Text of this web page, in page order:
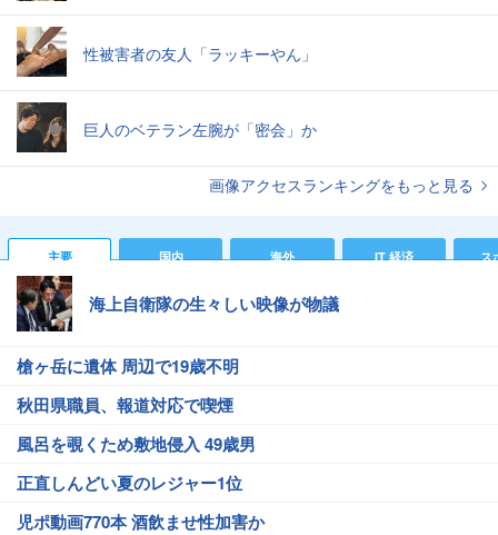
性被害者の友人「ラッキーやん」
巨人のベテラン左腕が「密会」か
画像アクセスランキングをもっと見る
主要 国内 海外 IT 経済 ス
海上自衛隊の生々しい映像が物議
槍ヶ岳に遺体 周辺で19歳不明
秋田県職員、報道対応で喫煙
風呂を覗くため敷地侵入 49歳男
正直しんどい夏のレジャー1位
児ポ動画770本 酒飲ませ性加害か